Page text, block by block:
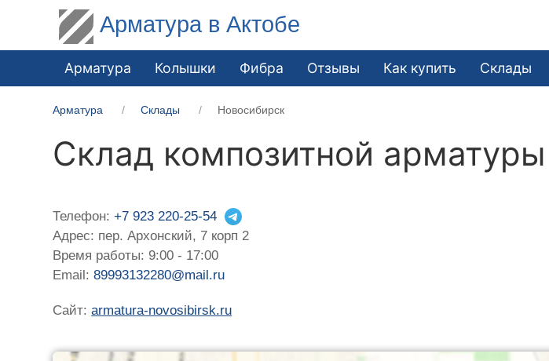
Арматура в Актобе
Арматура Колышки Фибра Отзывы Как купить Склады
Арматура Склады Новосибирск
Склад композитной
Телефон:+7 923 220-25-54
Адрес: пер. Архонский, 7 корп 2
Время работы: 9:00 - 17:00
Email:89993132280@mail.ru
Сайт:armatura-novosibirsk.ru